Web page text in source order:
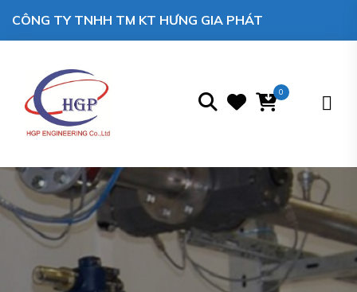
CÔNG TY TNHH TM KT HƯNG GIA PHÁT
0